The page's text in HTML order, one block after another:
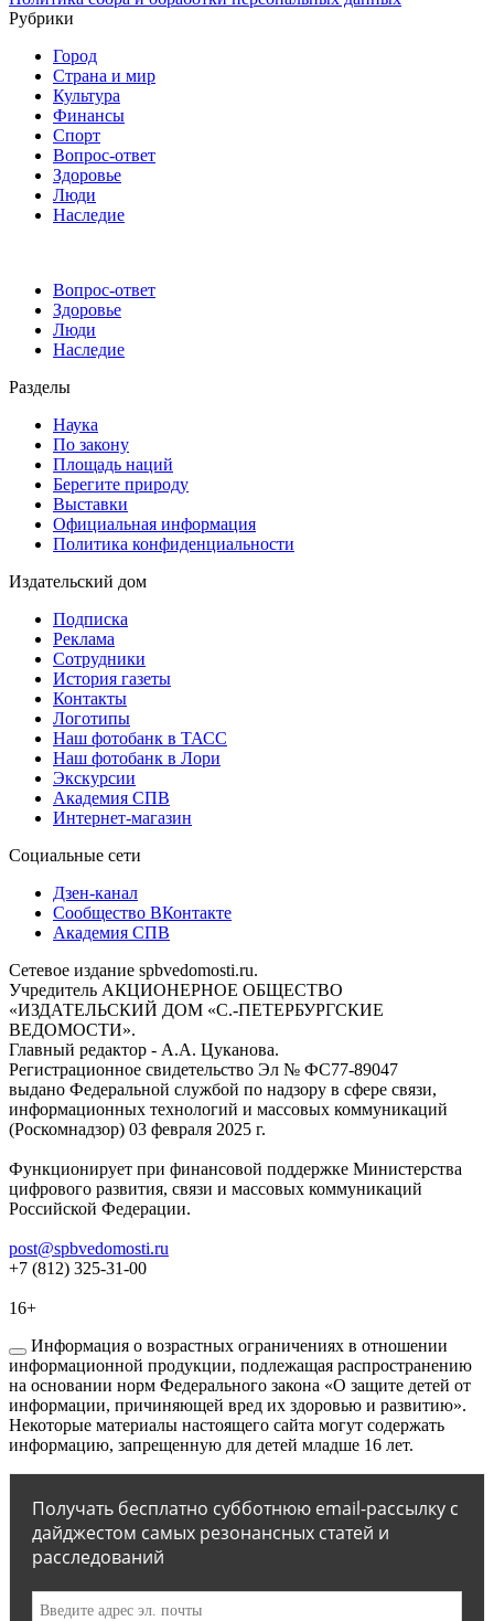
Рубрики
Город
Страна и мир
Культура
Финансы
Спорт
Вопрос-ответ
Здоровье
Люди
Наследие
Вопрос-ответ
Здоровье
Люди
Наследие
Разделы
Наука
По закону
Площадь наций
Берегите природу
Выставки
Официальная информация
Политика конфиденциальности
Издательский дом
Подписка
Реклама
Сотрудники
История газеты
Контакты
Логотипы
Наш фотобанк в ТАСС
Наш фотобанк в Лори
Экскурсии
Академия СПВ
Интернет-магазин
Социальные сети
Дзен-канал
Сообщество ВКонтакте
Академия СПВ
Сетевое издание spbvedomosti.ru.
Учредитель АКЦИОНЕРНОЕ ОБЩЕСТВО
«ИЗДАТЕЛЬСКИЙ ДОМ «С.-ПЕТЕРБУРГСКИЕ
ВЕДОМОСТИ».
Главный редактор - А.А. Цуканова.
Регистрационное свидетельство Эл № ФС77-89047
выдано Федеральной службой по надзору в сфере связи,
информационных технологий и массовых коммуникаций
(Роскомнадзор) 03 февраля 2025 г.
Функционирует при финансовой поддержке Министерства
цифрового развития, связи и массовых коммуникаций
Российской Федерации.
post@spbvedomosti.ru
+7 (812) 325-31-00
16+
Информация о возрастных ограничениях в отношении
информационной продукции, подлежащая распространению
на основании норм Федерального закона «О защите детей от
информации, причиняющей вред их здоровью и развитию».
Некоторые материалы настоящего сайта могут содержать
информацию, запрещенную для детей младше 16 лет.
Получать бесплатно субботнюю email-рассылку с
дайджестом самых резонансных статей и
расследований